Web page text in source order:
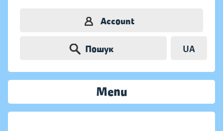
Account
Пошук UA
Menu